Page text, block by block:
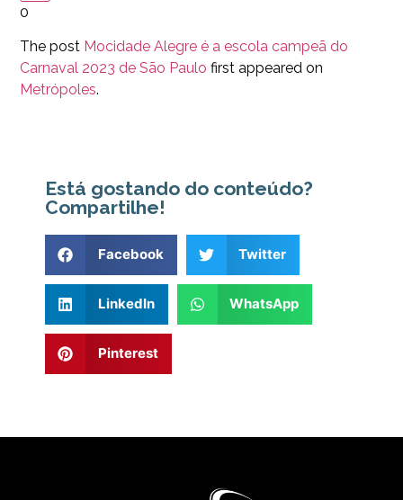
0
The post Mocidade Alegre é a escola campeã do
Carnaval 2023 de São Paulo first appeared on
Metrópoles.
Está gostando do conteúdo?
Compartilhe!
Facebook Twitter
LinkedIn WhatsApp
Pinterest